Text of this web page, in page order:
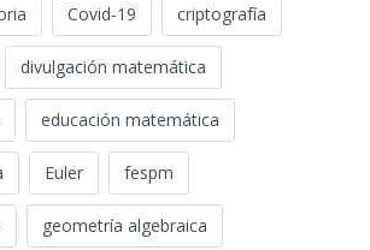
Covid-19 criptografía
divulgación matemática
educación matemática
Euler fespm
geometría algebraica